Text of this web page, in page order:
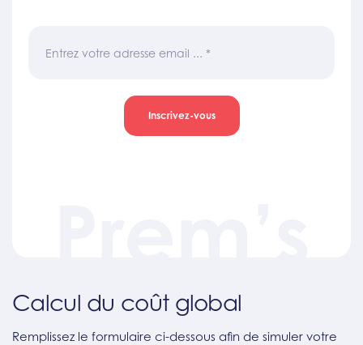
Entrez votre adresse email ... *
Inscrivez-vous
Calcul du coût global
Remplissez le formulaire ci-dessous afin de simuler votre